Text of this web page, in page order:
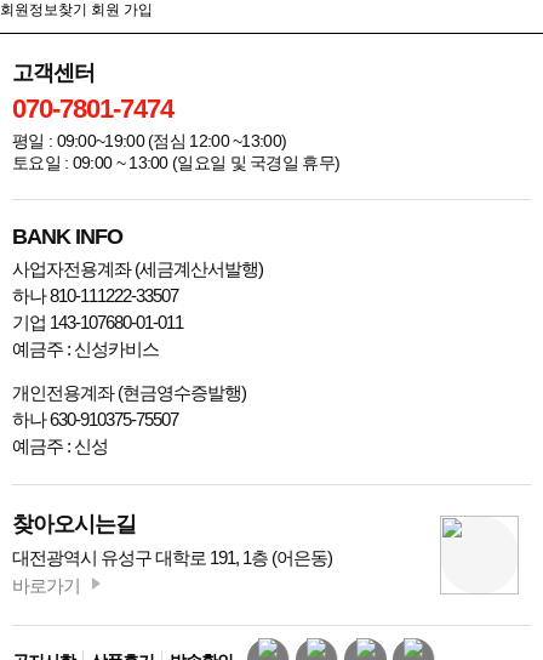
회원정보찾기
회원 가입
고객센터
070-7801-7474
평일 : 09:00~19:00 (점심 12:00 ~13:00)
토요일 : 09:00 ~ 13:00 (일요일 및 국경일 휴무)
BANK INFO
사업자전용계좌 (세금계산서발행)
하나 810-111222-33507
기업 143-107680-01-011
예금주 : 신성카비스
개인전용계좌 (현금영수증발행)
하나 630-910375-75507
예금주 : 신성
찾아오시는길
대전광역시 유성구 대학로 191, 1층 (어은동)
바로가기